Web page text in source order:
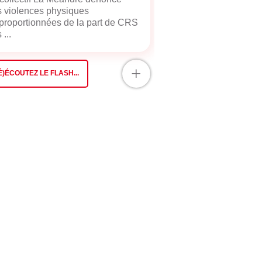
violences physiques
de la part de CRS
...
LE FLASH... +